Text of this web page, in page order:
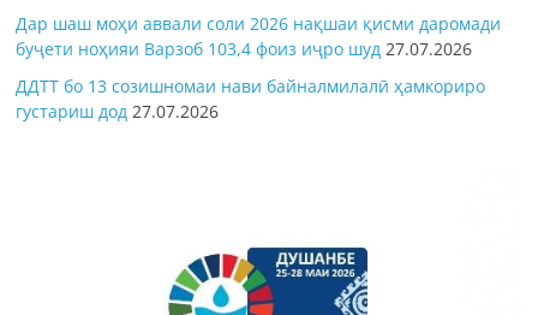
Дар шаш моҳи аввали соли 2026 нақшаи қисми даромади
буҷети ноҳияи Варзоб 103,4 фоиз иҷро шуд 27.07.2026
ДДТТ бо 13 созишномаи нави байналмилалӣ ҳамкориро
густариш дод 27.07.2026